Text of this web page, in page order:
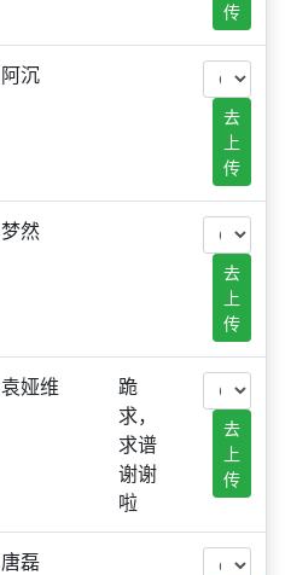
传
阿沉
去
上
传
梦然
去
上
传
袁娅维
跪
求，
求谱
谢谢
啦
去
上
传
唐磊